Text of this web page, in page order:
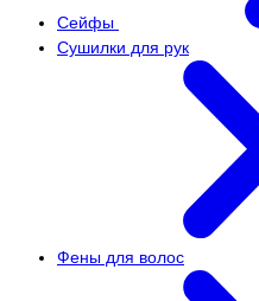
Сейфы
Сушилки для рук
Фены для волос